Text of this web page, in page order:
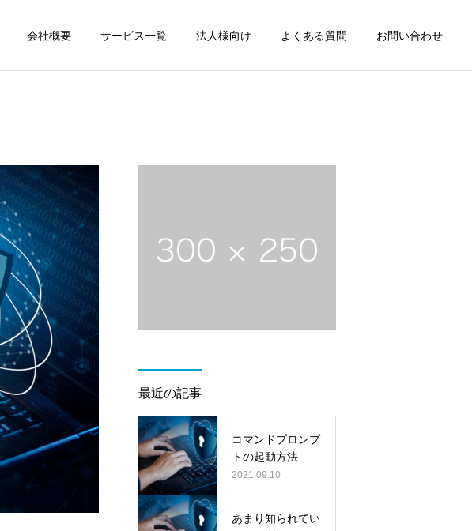
会社概要 サービス一覧 法人様向け よくある質問 お問い合わせ
最近の記事
コマンドプロンプ
トの起動方法
2021.09.10
あまり知られてい